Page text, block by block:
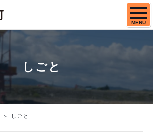
MENU
しごと
しごと